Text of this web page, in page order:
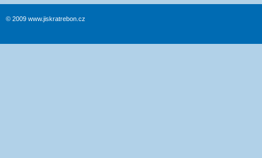
© 2009 www.jiskratrebon.cz